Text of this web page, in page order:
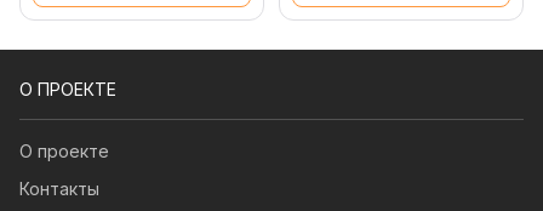
О ПРОЕКТЕ
О проекте
Контакты